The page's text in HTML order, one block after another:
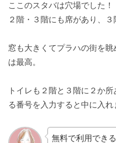
ここのスタバは穴場でした！
２階・３階にも席があり、３
窓も大きくてプラハの街を
は最高。
トイレも２階と３階に２か
る番号を入力すると中に入れ
無料で利用でき